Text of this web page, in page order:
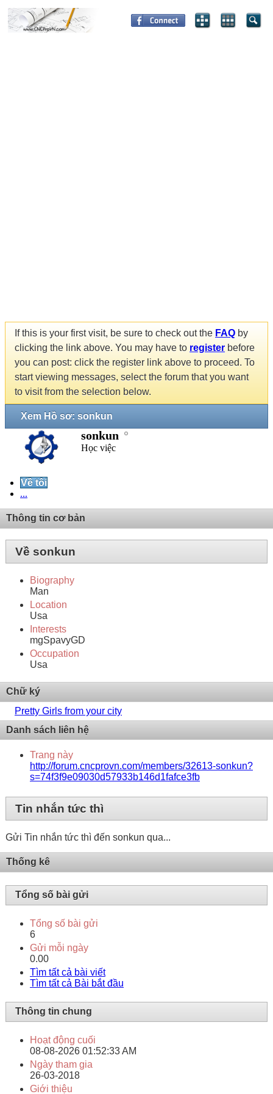
If this is your first visit, be sure to check out the FAQ by
clicking the link above. You may have to register before
you can post: click the register link above to proceed. To
start viewing messages, select the forum that you want
to visit from the selection below.
Xem Hồ sơ: sonkun
sonkun
Học việc
Về tôi
...
Thông tin cơ bản
Về sonkun
Biography
Man
Location
Usa
Interests
mgSpavyGD
Occupation
Usa
Chữ ký
Pretty Girls from your city
Danh sách liên hệ
Trang này
http://forum.cncprovn.com/members/32613-sonkun?
s=74f3f9e09030d57933b146d1fafce3fb
Tin nhắn tức thì
Gửi Tin nhắn tức thì đến sonkun qua...
Thống kê
Tổng số bài gửi
Tổng số bài gửi
6
Gửi mỗi ngày
0.00
Tìm tất cả bài viết
Tìm tất cả Bài bắt đầu
Thông tin chung
Hoạt động cuối
08-08-2026 01:52:33 AM
Ngày tham gia
26-03-2018
Giới thiệu